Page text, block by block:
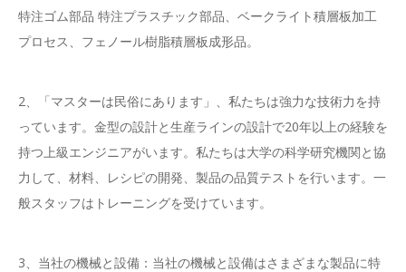
特注ゴム部品 特注プラスチック部品、ベークライト積層板加工
プロセス、フェノール樹脂積層板成形品。
2、「マスターは民俗にあります」、私たちは強力な技術力を持
っています。金型の設計と生産ラインの設計で20年以上の経験を
持つ上級エンジニアがいます。私たちは大学の科学研究機関と協
力して、材料、レシピの開発、製品の品質テストを行います。一
般スタッフはトレーニングを受けています。
3、当社の機械と設備：当社の機械と設備はさまざまな製品に特